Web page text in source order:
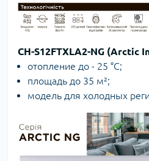
CH-S12FTXLA2-NG (Arctic
отопление до - 25 °C;
площадь до 35 м²;
модель для холодных